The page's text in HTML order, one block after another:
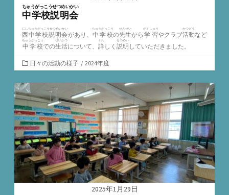
中学校説明会
ちゅうがっこうせつめいかい
西中学校説明会
にしちゅうがっこうせつめいかい
があり、 中学校
ちゅうがっこう
の先生
せんせい
から 学習
がくしゅう
やクラブ活動
かつどう
など
中学校
ちゅうがっこう
での生活
せいかつ
について、 詳
くわ
しく 説明
せつめい
していただきました。
カ
テ
ゴ
リ
ー
日々の活動の様子 / 2024年度
2025年1月29日